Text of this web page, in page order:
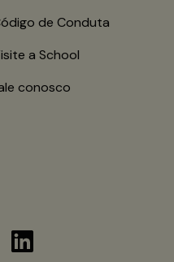
de Conduta
a School
conosco